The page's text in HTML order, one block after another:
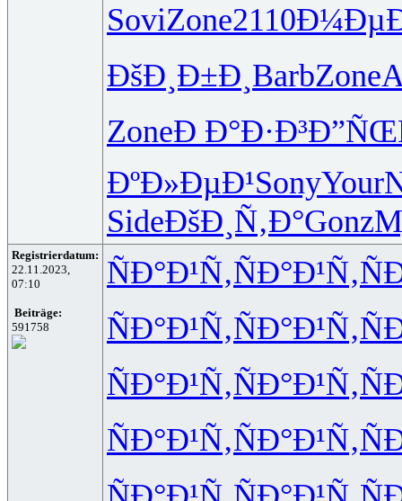
SoviZone2110
ÐšÐ¸Ð±Ð¸ BarbZone
ZoneÐ Ð°Ð·Ð³
ÐºÐ»ÐµÐ¹SonyYour
SideÐšÐ¸Ñ‚Ð°Gonz
Registrierdatum:
22.11.2023,
07:10
Beiträge:
591758
ÑÐ°Ð¹Ñ‚ÑÐ°Ð¹Ñ‚
ÑÐ°Ð¹Ñ‚ÑÐ°Ð¹Ñ‚
ÑÐ°Ð¹Ñ‚ÑÐ°Ð¹Ñ‚
ÑÐ°Ð¹Ñ‚ÑÐ°Ð¹Ñ‚